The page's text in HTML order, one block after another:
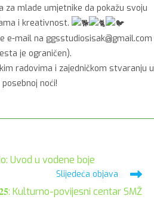
za mlade umjetnike da pokažu svoju
i kreativnost.
e-mail na ggsstudiosisak@gmail.com
je ograničen).
radovima i zajedničkom stvaranju u
posebnoj noći!
Uvod u vodene boje
Slijedeća objava
Kulturno-povijesni centar SMŽ